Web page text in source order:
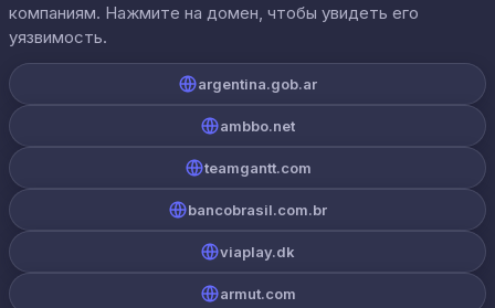
компаниям. Нажмите на домен, чтобы увидеть его
уязвимость.
argentina.gob.ar
ambbo.net
teamgantt.com
bancobrasil.com.br
viaplay.dk
armut.com